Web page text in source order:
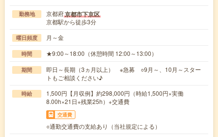
勤務地 京都府京都市下京区
京都駅から徒歩3分
曜日頻度 月～金
時間 ★9:00～18:00（休憩時間 12:00～13:00）
期間
即日～長期（3ヵ月以上） ※急募 ○9月～、10月～スター
トもご相談ください♪
時給
1,500円【月収例】約298,000円（時給1,500円×実働
8.00h×21日+残業25h）+交通費
交通費
○通勤交通費の支給あり（当社規定による）